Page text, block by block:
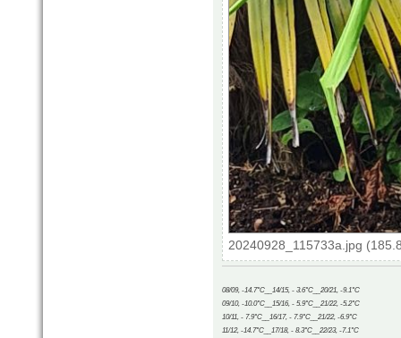
20240928_115733a.jpg
08/09, -14.7°C__14/15, - 3.6°C__20/21, -9.1°C
09/10, -10.0°C__15/16, - 5.9°C__21/22, -5.2°C
10/11, - 7.9°C__16/17, - 7.9°C__21/22, -6.9°C
11/12, -14.7°C__17/18, - 8.3°C__22/23, -7.1°C